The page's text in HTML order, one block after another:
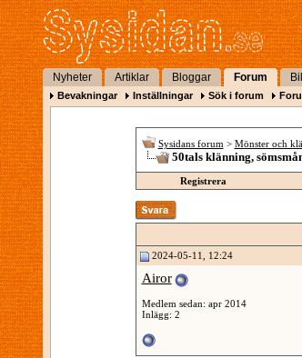
Nyheter Artiklar Bloggar Forum
Bevakningar Inställningar Sök i forum
Sysidans forum > Mönster och
50tals klänning,
Registrera
2024-05-11, 12:24
Airor
Medlem sedan: apr 2014
Inlägg: 2